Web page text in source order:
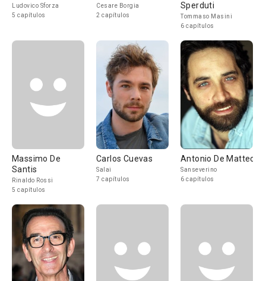
Ludovico Sforza
5 capítulos
Cesare Borgia
2 capítulos
Sperduti
Tommaso Masini
6 capítulos
Massimo De
Santis
Rinaldo Rossi
5 capítulos
Carlos Cuevas
Salai
7 capítulos
Antonio De Matteo
Sanseverino
6 capítulos